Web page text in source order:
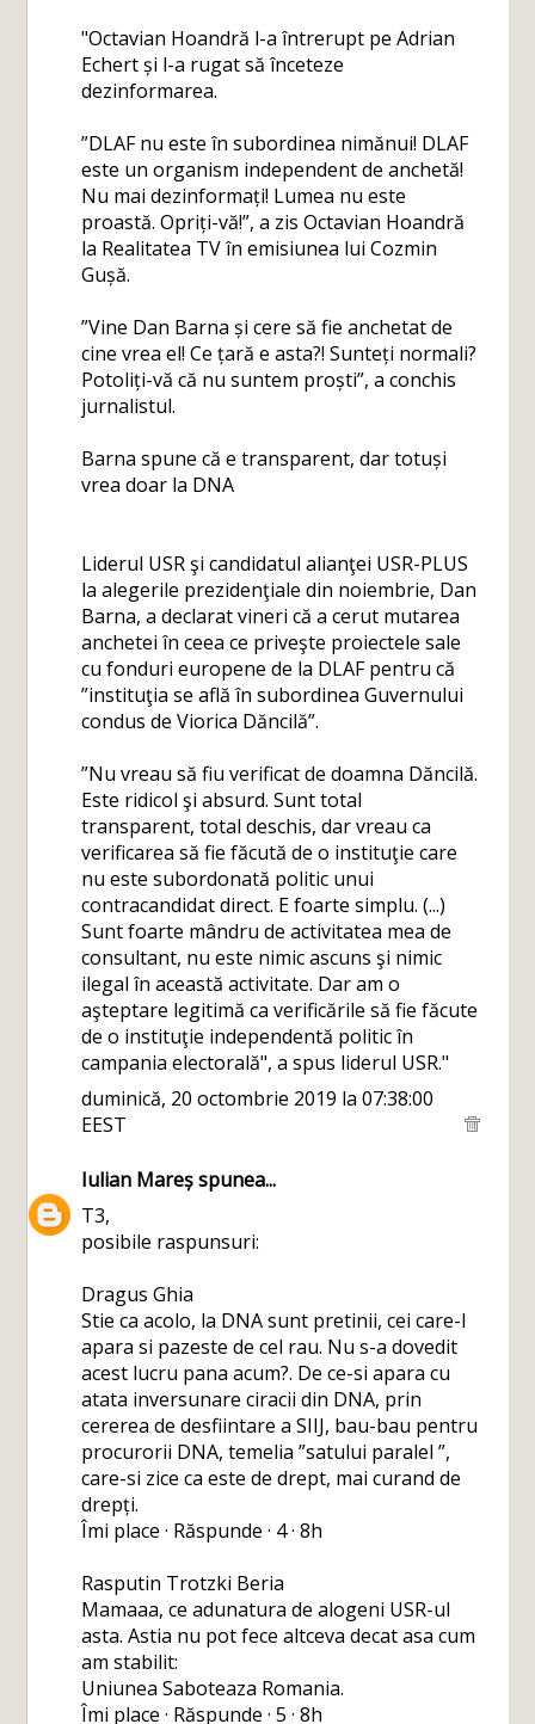
"Octavian Hoandră l-a întrerupt pe Adrian
Echert și l-a rugat să înceteze
dezinformarea.
”DLAF nu este în subordinea nimănui! DLAF
este un organism independent de anchetă!
Nu mai dezinformați! Lumea nu este
proastă. Opriți-vă!”, a zis Octavian Hoandră
la Realitatea TV în emisiunea lui Cozmin
Gușă.
”Vine Dan Barna și cere să fie anchetat de
cine vrea el! Ce țară e asta?! Sunteți normali?
Potoliți-vă că nu suntem proști”, a conchis
jurnalistul.
Barna spune că e transparent, dar totuși
vrea doar la DNA
Liderul USR şi candidatul alianţei USR-PLUS
la alegerile prezidenţiale din noiembrie, Dan
Barna, a declarat vineri că a cerut mutarea
anchetei în ceea ce priveşte proiectele sale
cu fonduri europene de la DLAF pentru că
”instituţia se află în subordinea Guvernului
condus de Viorica Dăncilă”.
”Nu vreau să fiu verificat de doamna Dăncilă.
Este ridicol şi absurd. Sunt total
transparent, total deschis, dar vreau ca
verificarea să fie făcută de o instituţie care
nu este subordonată politic unui
contracandidat direct. E foarte simplu. (...)
Sunt foarte mândru de activitatea mea de
consultant, nu este nimic ascuns şi nimic
ilegal în această activitate. Dar am o
aşteptare legitimă ca verificările să fie făcute
de o instituţie independentă politic în
campania electorală", a spus liderul USR."
duminică, 20 octombrie 2019 la 07:38:00
EEST
Iulian Mareșspunea...
T3,
posibile raspunsuri:
Dragus Ghia
Stie ca acolo, la DNA sunt pretinii, cei care-l
apara si pazeste de cel rau. Nu s-a dovedit
acest lucru pana acum?. De ce-si apara cu
atata inversunare ciracii din DNA, prin
cererea de desfiintare a SIIJ, bau-bau pentru
procurorii DNA, temelia ”satului paralel ”,
care-si zice ca este de drept, mai curand de
drepți.
Îmi place · Răspunde · 4 · 8h
Rasputin Trotzki Beria
Mamaaa, ce adunatura de alogeni USR-ul
asta. Astia nu pot fece altceva decat asa cum
am stabilit:
Uniunea Saboteaza Romania.
Îmi place · Răspunde · 5 · 8h